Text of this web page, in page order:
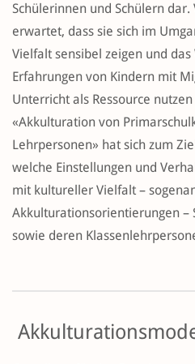
Schülerinnen und Schülern
erwartet, dass sie sich im
Vielfalt sensibel zeigen und das
Erfahrungen von Kindern mit
Unterricht als Ressource
«Akkulturation von
Lehrpersonen» hat sich zum
welche Einstellungen und
mit kultureller Vielfalt –
Akkulturationsorientierungen –
sowie deren